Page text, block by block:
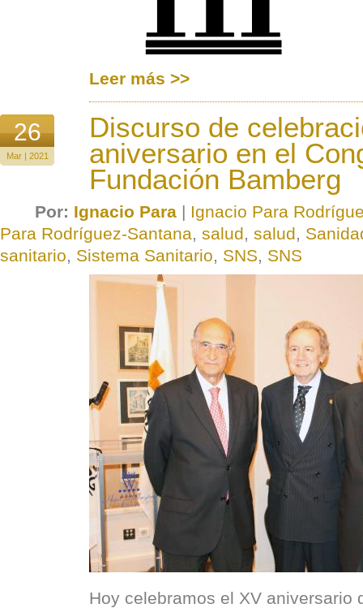
Leer más >>
26
Mar | 2021
Discurso de
aniversario en el
Fundación Bamberg
Por: Ignacio Para | Ignacio Para
Para Rodríguez-Santana, salud, salud,
sanitario, Sistema Sanitario, SNS, SNS
Hoy celebramos el XV aniversario